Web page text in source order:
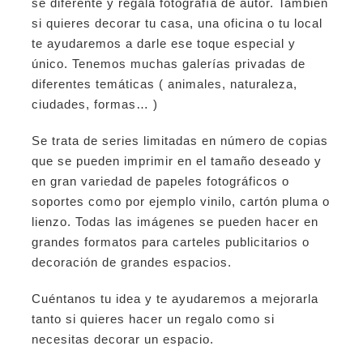
se diferente y regala fotografía de autor. También
si quieres decorar tu casa, una oficina o tu local
te ayudaremos a darle ese toque especial y
único. Tenemos muchas galerías privadas de
diferentes temáticas ( animales, naturaleza,
ciudades, formas… )
Se trata de series limitadas en número de copias
que se pueden imprimir en el tamaño deseado y
en gran variedad de papeles fotográficos o
soportes como por ejemplo vinilo, cartón pluma o
lienzo. Todas las imágenes se pueden hacer en
grandes formatos para carteles publicitarios o
decoración de grandes espacios.
Cuéntanos tu idea y te ayudaremos a mejorarla
tanto si quieres hacer un regalo como si
necesitas decorar un espacio.